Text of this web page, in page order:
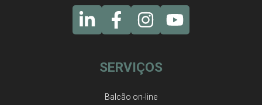
SERVIÇOS
Balcão on-line